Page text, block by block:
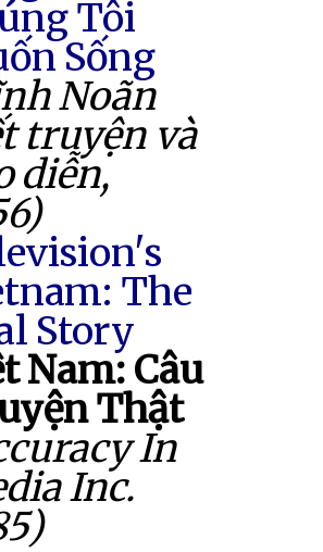
Tôi
Sống
Noãn
truyện và
diễn,
The
Story
Nam: Câu
Thật
In
Inc.